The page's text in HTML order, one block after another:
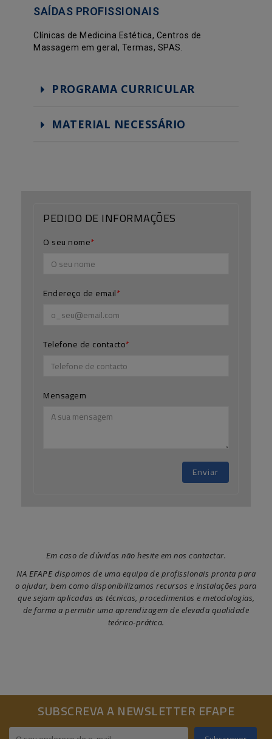
SAÍDAS PROFISSIONAIS
Clínicas de Medicina Estética, Centros de
Massagem em geral, Termas, SPAS.
PROGRAMA CURRICULAR
MATERIAL NECESSÁRIO
PEDIDO DE INFORMAÇÕES
O seu nome
Endereço de email
Telefone de contacto
Mensagem
Enviar
Em caso de dúvidas não hesite em nos contactar.
NA EFAPE dispomos de uma equipa de profissionais pronta para
o ajudar, bem como disponibilizamos recursos e instalações para
que sejam aplicadas as técnicas, procedimentos e metodologias,
de forma a permitir uma aprendizagem de elevada qualidade
teórico-prática.
SUBSCREVA A NEWSLETTER EFAPE